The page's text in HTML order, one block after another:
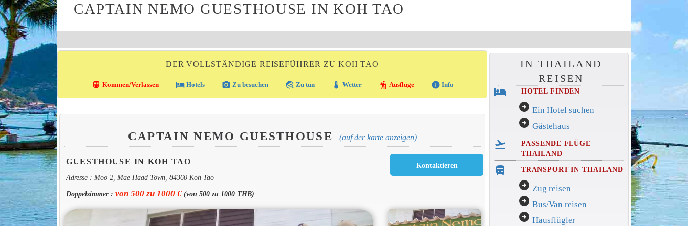
CAPTAIN NEMO GUESTHOUSE IN KOH TAO
DER VOLLSTÄNDIGE REISEFÜHRER ZU KOH TAO
directions_transit Kommen/Verlassen local_hotelHotels photo_camera Zu besuchen travel_explore Zu tun thermostat Wetter hiking Ausflüge info Info
CAPTAIN NEMO GUESTHOUSE (auf der karte anzeigen)
GUESTHOUSE IN KOH TAO
Adresse : Moo 2, Mae Haad Town, 84360 Koh Tao
Doppelzimmer : von 500 zu 1000 €(von 500 zu 1000 THB)
IN THAILAND
REISEN
hotel HOTEL FINDEN
arrow_circle_right Ein Hotel suchen
arrow_circle_right Gästehaus
flight_takeoff
PASSENDE FLÜGE
THAILAND
directions_bus_filled TRANSPORT IN THAILAND
arrow_circle_right Zug reisen
arrow_circle_right Bus/Van reisen
arrow_circle_right Hausflügler